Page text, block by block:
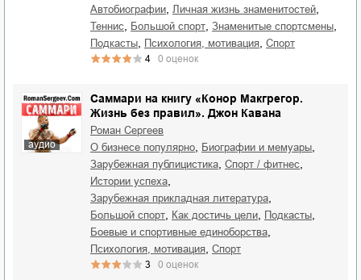
автобиографии, личная жизнь знаменитостей,
теннис, большой спорт, знаменитые спортсмены,
подкасты, психология, мотивация, спорт
4 0 оценок
аудио
Саммари на книгу «Конор Макгрегор.
Жизнь без правил». Джон Кавана
Роман Сергеев
о бизнесе популярно, биографии и мемуары,
зарубежная публицистика, спорт / фитнес,
истории успеха,
зарубежная прикладная литература,
большой спорт, как достичь цели, подкасты,
боевые и спортивные единоборства,
психология, мотивация, спорт
3 0 оценок